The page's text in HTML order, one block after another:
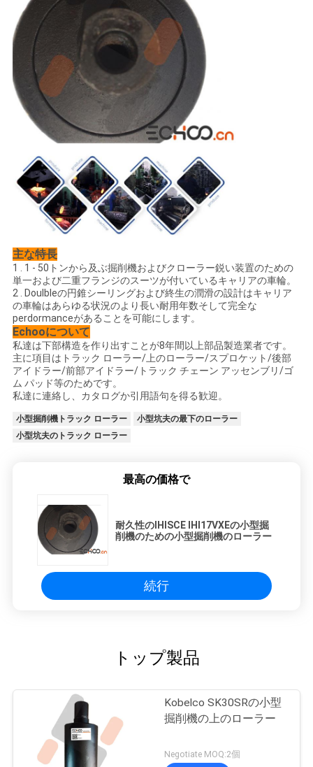
主な特長
1 . 1 - 50トンから及ぶ掘削機およびクローラー鋭い装置のための
単一および二重フランジのスーツが付いているキャリアの車輪。
2 . Doulbleの円錐シーリングおよび終生の潤滑の設計はキャリア
の車輪はあらゆる状況のより長い耐用年数そして完全な
perdormanceがあることを可能にします。
Echooについて
私達は下部構造を作り出すことが8年間以上部品製造業者です。
主に項目はトラック ローラー/上のローラー/スプロケット/後部
アイドラー/前部アイドラー/トラック チェーン アッセンブリ/ゴ
ム パッド等のためです。
私達に連絡し、カタログか引用語句を得る歓迎。
小型掘削機トラック ローラー
小型坑夫の最下のローラー
小型坑夫のトラック ローラー
最高の価格で
耐久性のIHISCE IHI17VXEの小型掘
削機のための小型掘削機のローラー
続行
トップ製品
Kobelco SK30SRの小型
掘削機の上のローラー
Negotiate MOQ:2個